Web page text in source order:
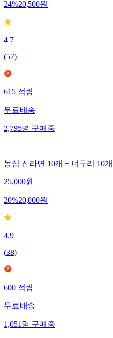
24%20,500원
4.7
(57)
615적립
무료배송
2,795명구매중
농심 신라면 10개 + 너구리 10개
25,000원
20%20,000원
4.9
(38)
600적립
무료배송
1,051명구매중